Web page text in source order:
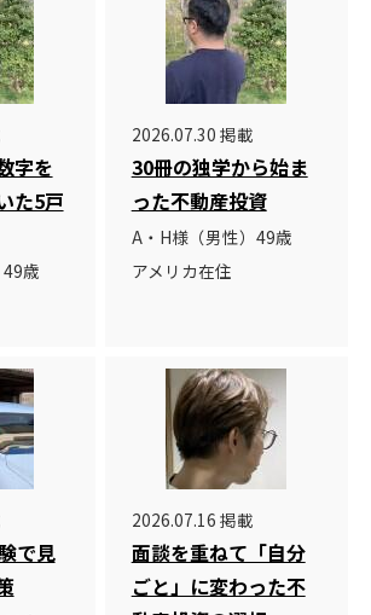
字を
た5戸
49歳
2026.07.30 掲載
30冊の独学から始ま
った不動産投資
A・H様（男性）49歳
アメリカ在住
で見
2026.07.16 掲載
面談を重ねて「自分
ごと」に変わった不